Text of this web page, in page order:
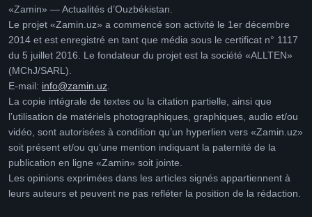
«Zamin» — Actualités d’Ouzbékistan.
Le projet «Zamin.uz» a commencé son activité le 1er décembre
2014 et est enregistré en tant que média sous le certificat n° 1117
du 5 juillet 2016. Le fondateur du projet est la société «ALLTEN»
(MChJ/SARL).
E-mail: info@zamin.uz
La copie intégrale de textes ou la citation partielle, ainsi que
l’utilisation de matériels photographiques, graphiques, audio et/ou
vidéo, sont autorisées à condition qu’un hyperlien vers «Zamin.uz»
soit présent et/ou qu’une mention indiquant la paternité de la
publication en ligne «Zamin» soit jointe.
Les opinions exprimées dans les articles signés appartiennent à
leurs auteurs et peuvent ne pas refléter la position de la rédaction.